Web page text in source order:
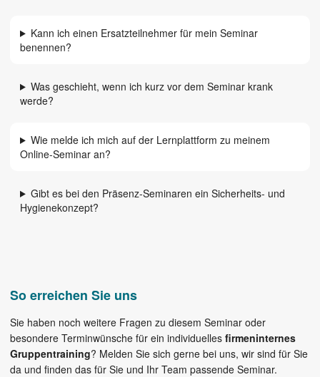
Kann ich einen Ersatzteilnehmer für mein Seminar
benennen?
Was geschieht, wenn ich kurz vor dem Seminar krank
werde?
Wie melde ich mich auf der Lernplattform zu meinem
Online-Seminar an?
Gibt es bei den Präsenz-Seminaren ein Sicherheits- und
Hygienekonzept?
So erreichen Sie uns
Sie haben noch weitere Fragen zu diesem Seminar oder
besondere Terminwünsche für ein individuelles firmeninternes
Gruppentraining? Melden Sie sich gerne bei uns, wir sind für Sie
da und finden das für Sie und Ihr Team passende Seminar.